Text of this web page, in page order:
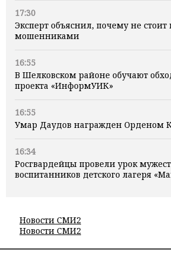
17:30
Эксперт объяснил, почему не
мошенниками
16:55
В Шелковском районе обучают
проекта «ИнформУИК»
16:55
Умар Даудов награжден Орденом
16:34
Росгвардейцы провели урок
воспитанников детского лагеря
Новости СМИ2
Новости СМИ2